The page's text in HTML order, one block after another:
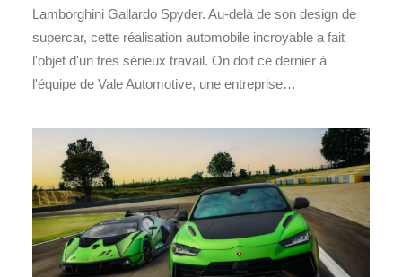
Lamborghini Gallardo Spyder. Au-delà de son design de
supercar, cette réalisation automobile incroyable a fait
l'objet d'un très sérieux travail. On doit ce dernier à
l'équipe de Vale Automotive, une entreprise…